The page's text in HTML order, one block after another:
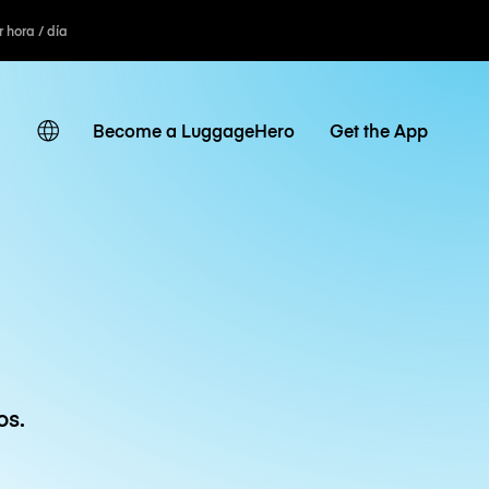
hora / día
Become a LuggageHero Get the App